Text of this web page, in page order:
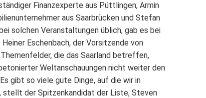
Finanzexperte aus Püttlingen, Armin
aus Saarbrücken und Stefan
solchen Veranstaltungen üblich, gab es bei
Eschenbach, der Vorsitzende von
die das Saarland betreffen,
Weltanschauungen nicht weiter den
gibt so viele gute Dinge, auf die wir in
stellt der Spitzenkandidat der Liste, Steven